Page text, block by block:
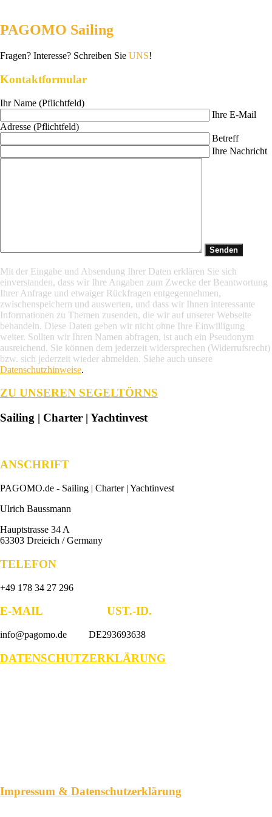
PAGOMO Sailing
Fragen? Interesse? Schreiben Sie UNS!
Kontaktformular
Ihr Name (Pflichtfeld)
Ihre E-Mail
Adresse (Pflichtfeld)
Betreff
Ihre Nachricht
Mit der Eingabe und Absendung Ihrer Daten erklären Sie sich
einverstanden, dass wir Ihre Angaben zum Zwecke der Beantwortung
Ihrer Anfrage und etwaiger Rückfragen entgegennehmen,
zwischenspeichern und auswerten, und dass wir Ihnen interessante
Informationen zu Themen zusenden, die wir auf unserer Webseite
behandeln. Diese Daten geben wir nicht ohne Ihre Einwilligung
weiter. Sollten wir Ihren Namen abfragen, ist auch ein Pseudonym
ausreichend. Sie können dem jederzeit widersprechen (Widerrufsrecht)
bzw. sich jederzeit wieder abmelden. Siehe auch unsere
Datenschutzhinweise.
ZU UNSEREN SEGELTÖRNS
Sailing | Charter | Yachtinvest
ANSCHRIFT
PAGOMO.de - Sailing | Charter | Yachtinvest
Ulrich Baussmann
Hauptstrasse 34 A
63303 Dreieich / Germany
TELEFON
+49 178 34 27 296
E-MAIL UST.-ID.
info@pagomo.de DE293693638
DATENSCHUTZERKLÄRUNG
Impressum & Datenschutzerklärung